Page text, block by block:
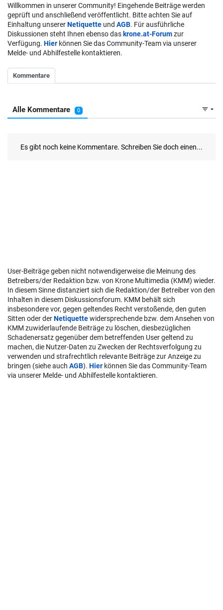
Willkommen in unserer Community! Eingehende Beiträge werden
geprüft und anschließend veröffentlicht. Bitte achten Sie auf
Einhaltung unsererNetiquette und AGB. Für ausführliche
Diskussionen steht Ihnen ebenso das krone.at-Forumzur
Verfügung. Hier können Sie das Community-Team via unserer
Melde- und Abhilfestelle kontaktieren.
User-Beiträge geben nicht notwendigerweise die Meinung des
Betreibers/der Redaktion bzw. von Krone Multimedia (KMM) wieder.
In diesem Sinne distanziert sich die Redaktion/der Betreiber von den
Inhalten in diesem Diskussionsforum. KMM behält sich
insbesondere vor, gegen geltendes Recht verstoßende, den guten
Sitten oder derNetiquettewidersprechende bzw. dem Ansehen von
KMM zuwiderlaufende Beiträge zu löschen, diesbezüglichen
Schadenersatz gegenüber dem betreffenden User geltend zu
machen, die Nutzer-Daten zu Zwecken der Rechtsverfolgung zu
verwenden und strafrechtlich relevante Beiträge zur Anzeige zu
bringen (siehe auch AGB). Hier können Sie das Community-Team
via unserer Melde- und Abhilfestelle kontaktieren.